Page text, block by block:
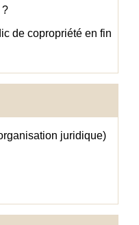
?
de copropriété en fin
juridique)